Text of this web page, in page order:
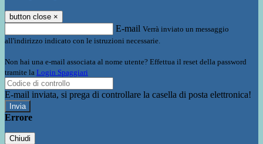
button close ×
E-mail Verrà inviato un messaggio
all'indirizzo indicato con le istruzioni necessarie.
Non hai una e-mail associata al nome utente? Effettua il reset della password
tramite la Login Spaggiari
E-mail inviata, si prega di controllare la casella di posta elettronica!
Errore
Chiudi